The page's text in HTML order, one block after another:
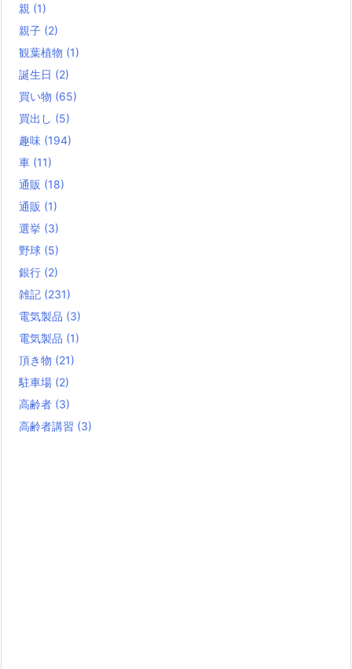
親 (1)
親子 (2)
観葉植物 (1)
誕生日 (2)
買い物 (65)
買出し (5)
趣味 (194)
車 (11)
通販 (18)
通販 (1)
選挙 (3)
野球 (5)
銀行 (2)
雑記 (231)
電気製品 (3)
電気製品 (1)
頂き物 (21)
駐車場 (2)
高齢者 (3)
高齢者講習 (3)